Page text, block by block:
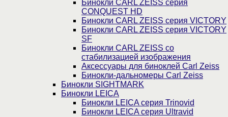
Бинокли CARL ZEISS серия
CONQUEST HD
Бинокли CARL ZEISS серия VICTORY
Бинокли CARL ZEISS серия VICTORY
SF
Бинокли CARL ZEISS со
стабилизацией изображения
Аксессуары для биноклей Carl Zeiss
Бинокли-дальномеры Carl Zeiss
Бинокли SIGHTMARK
Бинокли LEICA
Бинокли LEICA серия Trinovid
Бинокли LEICA серия Ultravid